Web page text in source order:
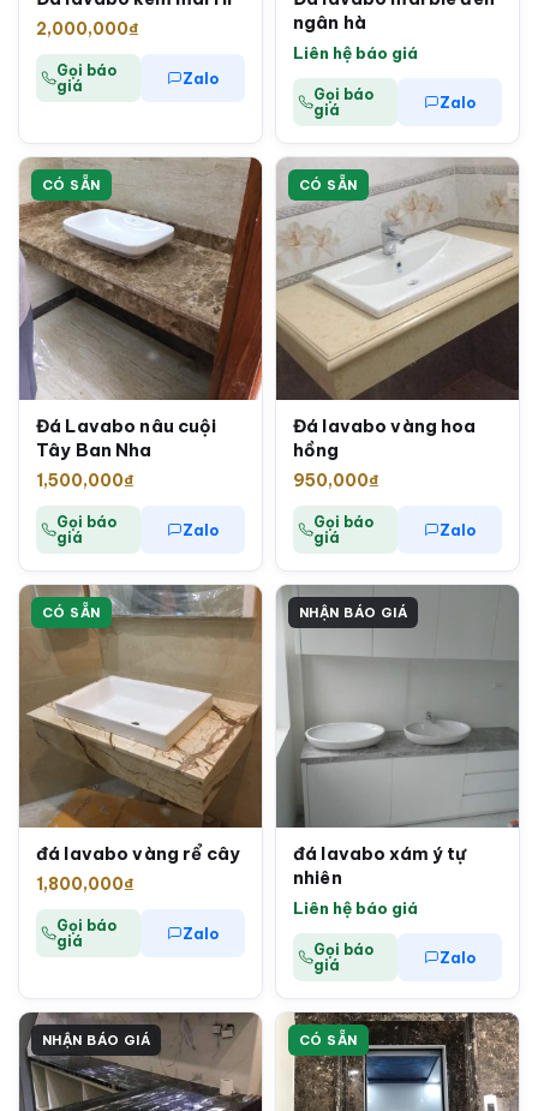
2,000,000₫
Gọi báo
giá
Zalo
ngân hà
Liên hệ báo giá
Gọi báo
giá
Zalo
CÓ SẴN
Đá Lavabo nâu cuội
Tây Ban Nha
1,500,000₫
Gọi báo
giá
Zalo
CÓ SẴN
Đá lavabo vàng hoa
hồng
950,000₫
Gọi báo
giá
Zalo
CÓ SẴN
đá lavabo vàng rể cây
1,800,000₫
Gọi báo
giá
Zalo
NHẬN BÁO GIÁ
đá lavabo xám ý tự
nhiên
Liên hệ báo giá
Gọi báo
giá
Zalo
NHẬN BÁO GIÁ CÓ SẴN